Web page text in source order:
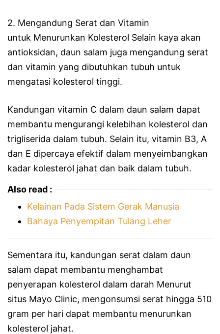
2. Mengandung Serat dan Vitamin
untuk Menurunkan Kolesterol Selain kaya akan
antioksidan, daun salam juga mengandung serat
dan vitamin yang dibutuhkan tubuh untuk
mengatasi kolesterol tinggi.
Kandungan vitamin C dalam daun salam dapat
membantu mengurangi kelebihan kolesterol dan
trigliserida dalam tubuh. Selain itu, vitamin B3, A
dan E dipercaya efektif dalam menyeimbangkan
kadar kolesterol jahat dan baik dalam tubuh.
Also read :
Kelainan Pada Sistem Gerak Manusia
Bahaya Penyempitan Tulang Leher
Sementara itu, kandungan serat dalam daun
salam dapat membantu menghambat
penyerapan kolesterol dalam darah Menurut
situs Mayo Clinic, mengonsumsi serat hingga 510
gram per hari dapat membantu menurunkan
kolesterol jahat.